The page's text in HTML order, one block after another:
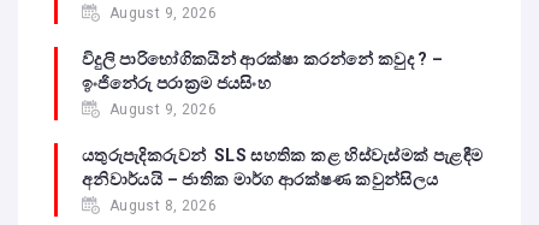
August 9, 2026
විදුලි පාරිභෝගිකයින් ආරක්ෂා කරන්නේ කවුද ? –
ඉංජිනේරු පරාක්‍රම ජයසිංහ
August 9, 2026
යතුරුපැදිකරුවන් SLS සහතික කළ හිස්වැස්මක් පැළඳීම
අනිවාර්යයි – ජාතික මාර්ග ආරක්ෂණ කවුන්සිලය
August 8, 2026